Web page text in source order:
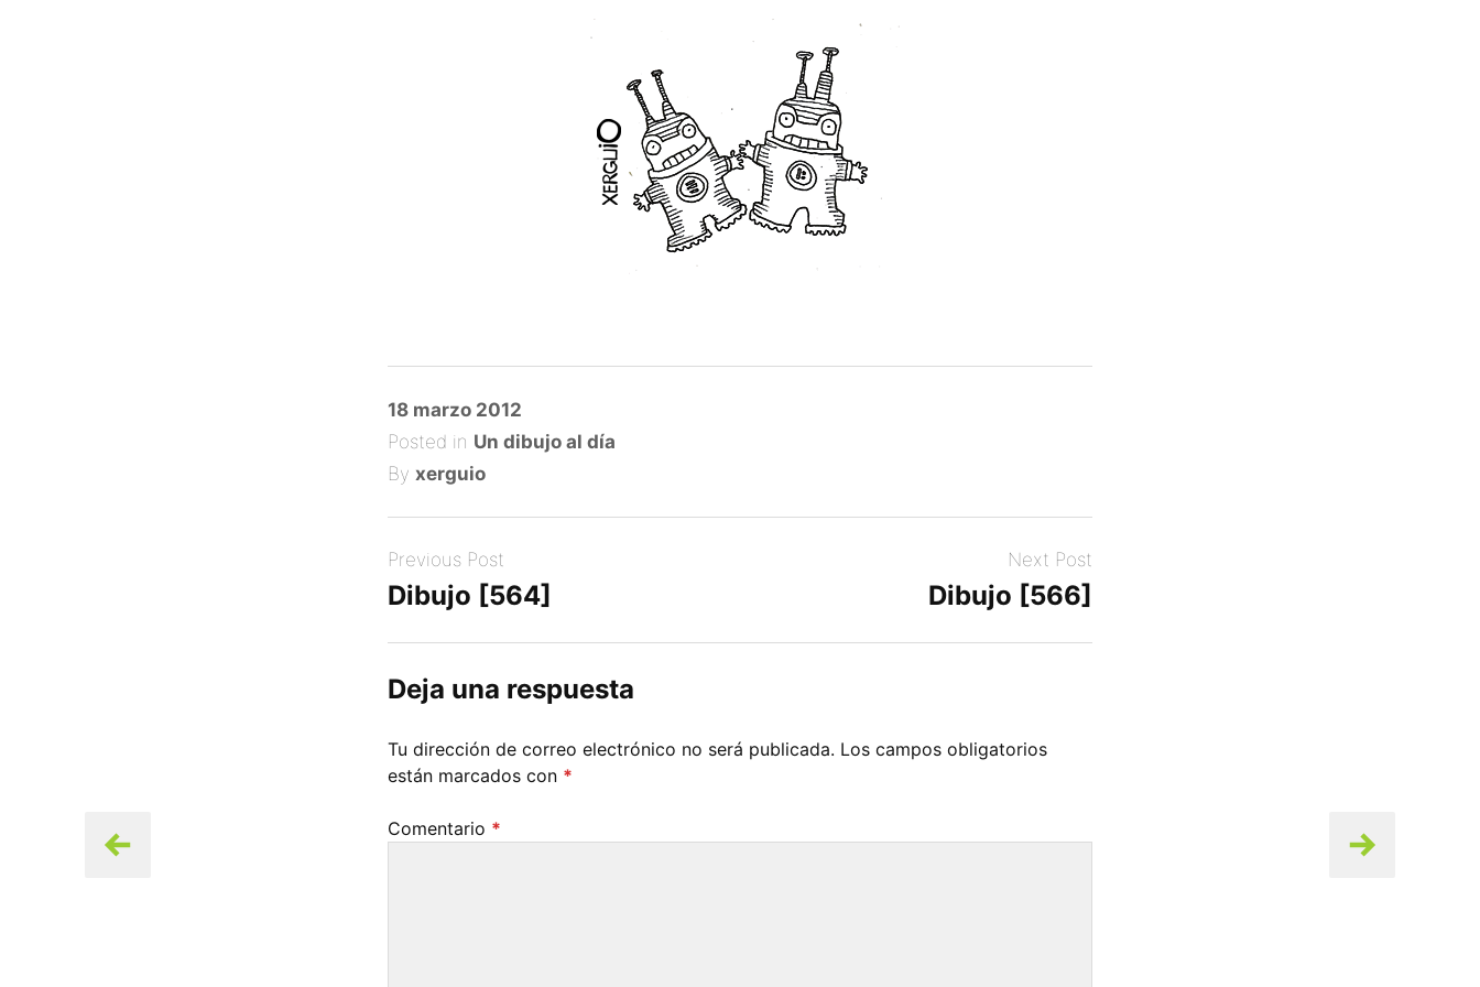
Posted
on
18 marzo 2012
Posted in Un dibujo al día
By xerguio
Previous Post
Dibujo [564]
Next Post
Dibujo [566]
Deja una respuesta
Tu dirección de correo electrónico no será publicada. Los campos obligatorios
están marcados con *
Comentario *